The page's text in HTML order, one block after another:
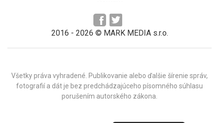
2016 - 2026 © MARK MEDIA s.r.o.
Všetky práva vyhradené. Publikovanie alebo ďalšie šírenie správ,
fotografií a dát je bez predchádzajúceho písomného súhlasu
porušením autorského zákona.